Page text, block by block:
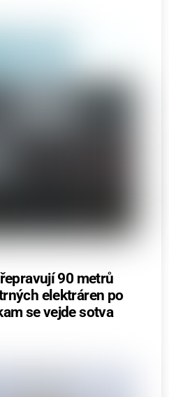
90 metrů
elektráren po
se vejde sotva